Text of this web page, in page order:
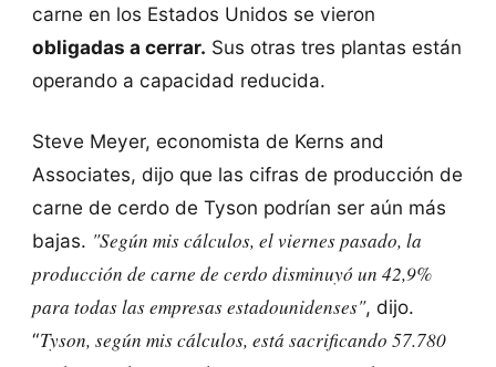
carne en los Estados Unidos se vieron
obligadas a cerrar. Sus otras tres plantas están
operando a capacidad reducida.
Steve Meyer, economista de Kerns and
Associates, dijo que las cifras de producción de
carne de cerdo de Tyson podrían ser aún más
bajas. "Según mis cálculos, el viernes pasado, la
producción de carne de cerdo disminuyó un 42,9%
para todas las empresas estadounidenses", dijo.
“Tyson, según mis cálculos, está sacrificando 57.780